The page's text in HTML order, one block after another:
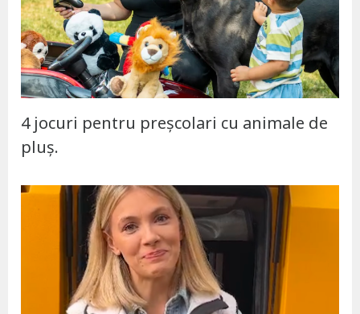
4 jocuri pentru preșcolari cu animale de
pluș.